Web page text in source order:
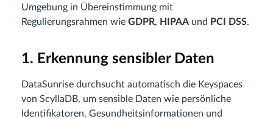
Umgebung in Übereinstimmung mit
Regulierungsrahmen wie GDPR, HIPAA und PCI DSS.
1. Erkennung sensibler Daten
DataSunrise durchsucht automatisch die Keyspaces
von ScyllaDB, um sensible Daten wie persönliche
Identifikatoren, Gesundheitsinformationen und